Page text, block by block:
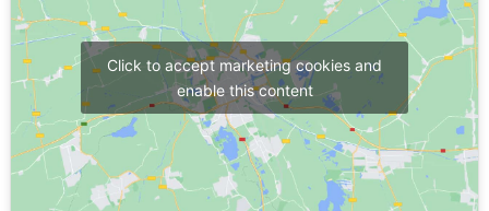
Click to accept marketing cookies and
enable this content